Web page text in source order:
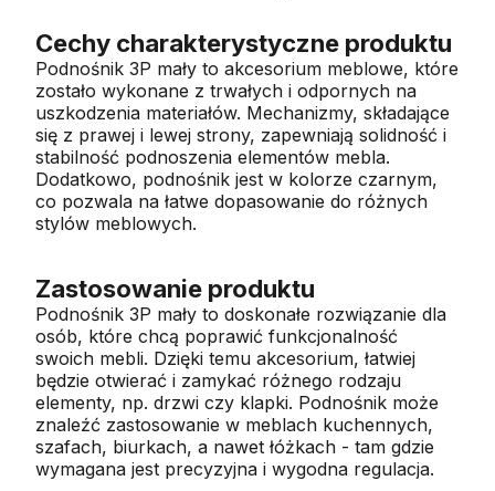
Cechy charakterystyczne produktu
Podnośnik 3P mały to akcesorium meblowe, które
zostało wykonane z trwałych i odpornych na
uszkodzenia materiałów. Mechanizmy, składające
się z prawej i lewej strony, zapewniają solidność i
stabilność podnoszenia elementów mebla.
Dodatkowo, podnośnik jest w kolorze czarnym,
co pozwala na łatwe dopasowanie do różnych
stylów meblowych.
Zastosowanie produktu
Podnośnik 3P mały to doskonałe rozwiązanie dla
osób, które chcą poprawić funkcjonalność
swoich mebli. Dzięki temu akcesorium, łatwiej
będzie otwierać i zamykać różnego rodzaju
elementy, np. drzwi czy klapki. Podnośnik może
znaleźć zastosowanie w meblach kuchennych,
szafach, biurkach, a nawet łóżkach - tam gdzie
wymagana jest precyzyjna i wygodna regulacja.